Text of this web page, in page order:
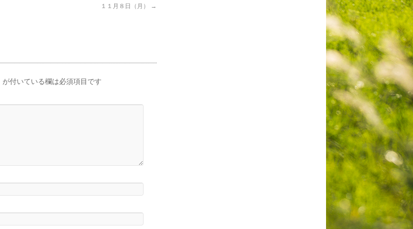
１１月８日（月） →
が付いている欄は必須項目です